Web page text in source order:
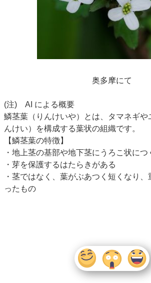
奥多摩にて
(注) AI による概要
鱗茎葉（りんけいや）とは、タマネギや
んけい）を構成する葉状の組織です。
【鱗茎葉の特徴】
・ 地上茎の基部や地下茎にうろこ状につ
・ 芽を保護するはたらきがある
・茎ではなく、葉がぶあつく短くなり
ったもの